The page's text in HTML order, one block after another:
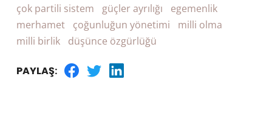
çok partili sistem
güçler ayrılığı
egemenlik
merhamet
çoğunluğun yönetimi
milli olma
milli birlik
düşünce özgürlüğü
PAYLAŞ: